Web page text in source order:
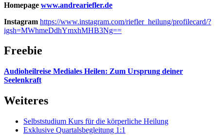
Homepage www.andreariefler.de
Instagram https://www.instagram.com/riefler_heilung/profilecard/?
igsh=MWhmeDdhYmxhMHB3Ng==
Freebie
Audioheilreise Mediales Heilen: Zum Ursprung deiner
Seelenkraft
Weiteres
Selbststudium Kurs für die körperliche Heilung
Exklusive Quartalsbegleitung 1:1